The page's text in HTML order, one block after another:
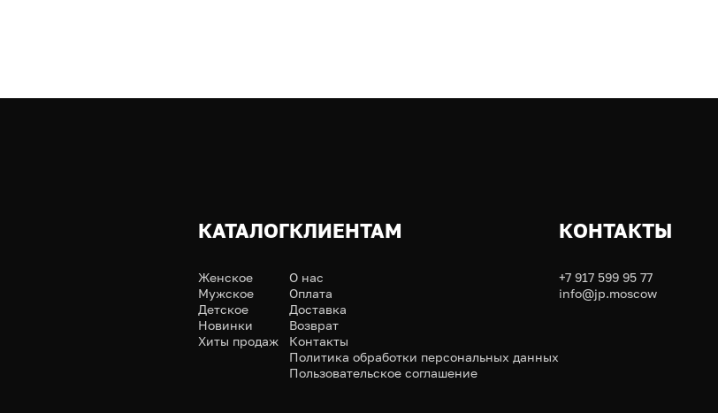
КАТАЛОГ
Женское
Мужское
Детское
Новинки
Хиты продаж
КЛИЕНТАМ
О нас
Оплата
Доставка
Возврат
Контакты
Политика обработки персональных данных
Пользовательское соглашение
КОНТАКТЫ
+7 917 599 95 77
info@jp.moscow